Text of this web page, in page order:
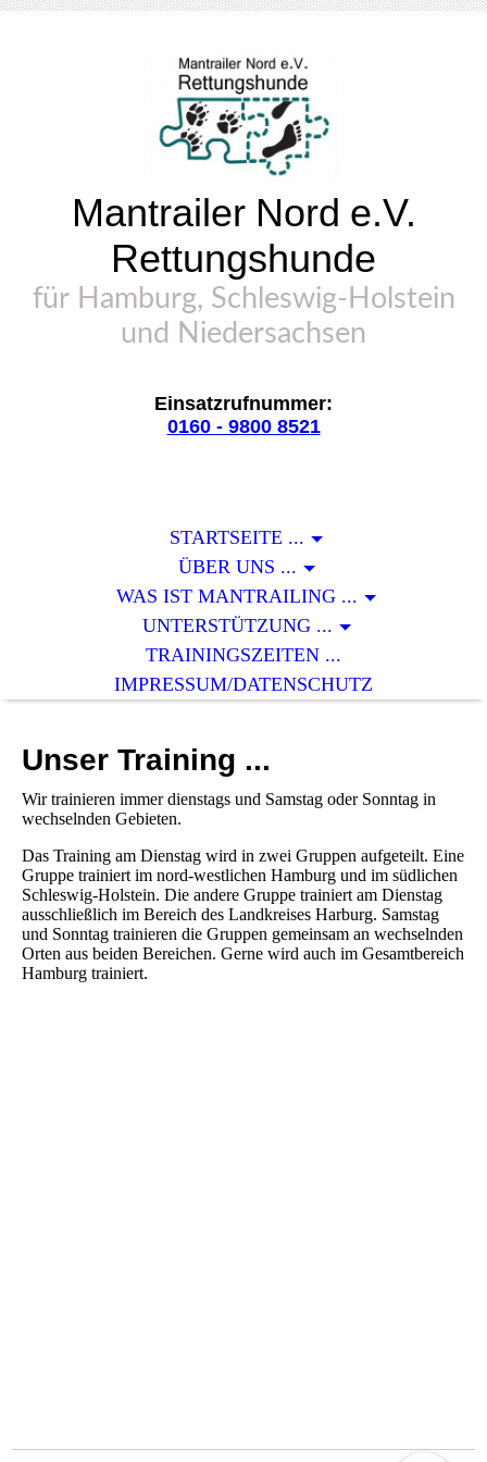
Mantrailer Nord e.V.
Rettungshunde
für Hamburg, Schleswig- Holstein
und Niedersachsen
Einsatzrufnummer:
0160 - 9800 8521
STARTSEITE ...
ÜBER UNS ...
WAS IST MANTRAILING ...
UNTERSTÜTZUNG ...
TRAININGSZEITEN ...
IMPRESSUM/DATENSCHUTZ
Unser Training ...
Wir trainieren immer dienstags und Samstag oder Sonntag in
wechselnden Gebieten.
Das Training am Dienstag wird in zwei Gruppen aufgeteilt. Eine
Gruppe trainiert im nord-westlichen Hamburg und im südlichen
Schleswig-Holstein. Die andere Gruppe trainiert am Dienstag
ausschließlich im Bereich des Landkreises Harburg. Samstag
und Sonntag trainieren die Gruppen gemeinsam an wechselnden
Orten aus beiden Bereichen. Gerne wird auch im Gesamtbereich
Hamburg trainiert.